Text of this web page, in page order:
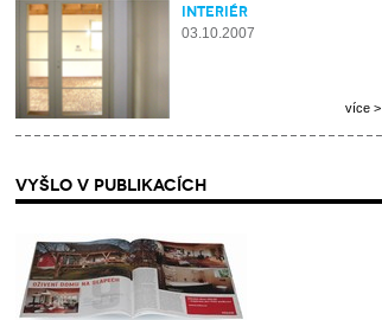
Interiér
03.10.2007
více >
VYŠLO V PUBLIKACÍCH